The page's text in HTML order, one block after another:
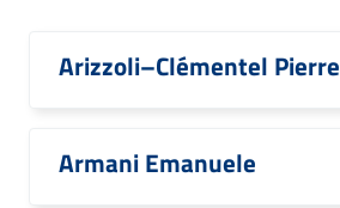
Arizzoli–Clémentel Pierre
Armani Emanuele